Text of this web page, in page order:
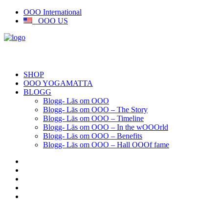
OOO International
OOO US
SHOP
OOO YOGAMATTA
BLOGG
Blogg- Läs om OOO
Blogg- Läs om OOO – The Story
Blogg- Läs om OOO – Timeline
Blogg- Läs om OOO – In the wOOOrld
Blogg- Läs om OOO – Benefits
Blogg- Läs om OOO – Hall OOOf fame